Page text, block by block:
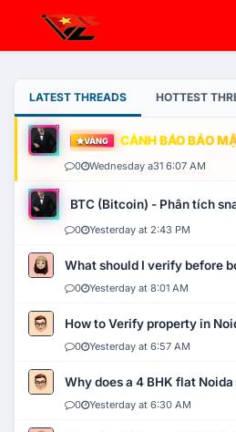
LATEST THREADS HOTTEST
VÀNG CẢNH BÁO BẢO
0 Wednesday a31 6:07 AM
BTC (Bitcoin) - Phân tích
0 Yesterday at 2:43 PM
What should I verify before
0 Yesterday at 8:01 AM
How to Verify property in
0 Yesterday at 6:57 AM
Why does a 4 BHK flat
0 Yesterday at 6:30 AM